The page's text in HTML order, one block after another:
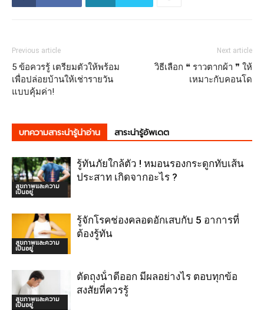
Previous article
5 ข้อควรรู้ เตรียมตัวให้พร้อม
เพื่อปล่อยบ้านให้เช่ารายวัน
แบบคุ้มค่า!
Next article
วิธีเลือก ❝ ราวตากผ้า ❞ ให้
เหมาะกับคอนโด
บทความสาระน่ารู้น่าอ่าน สาระน่ารู้อัพเดต
สุขภาพและความ
เป็นอยู่
รู้ทันภัยใกล้ตัว ! หมอนรองกระดูกทับเส้น
ประสาท เกิดจากอะไร ?
สุขภาพและความ
เป็นอยู่
รู้จักโรคช่องคลอดอักเสบกับ 5 อาการที่
ต้องรู้ทัน
สุขภาพและความ
เป็นอยู่
ตัดถุงน้ําดีออก มีผลอย่างไร ตอบทุกข้อ
สงสัยที่ควรรู้